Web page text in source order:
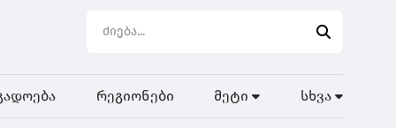
რეგიონები მეტი სხვა